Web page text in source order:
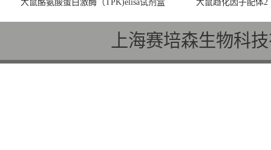
大鼠酪氨酸蛋白激酶（TPK)elisa试剂盒 大鼠趋化因子配体2
上海赛培森生物科